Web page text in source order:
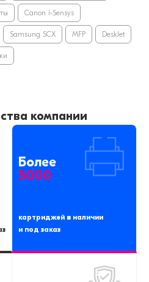
Canon i-Sensys
Samsung SCX MFP DeskJet
компании
Более
5000
картриджей в наличии
и под заказ